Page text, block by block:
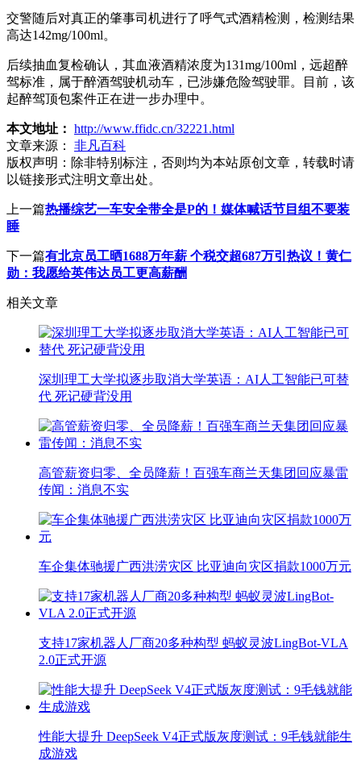
交警随后对真正的肇事司机进行了呼气式酒精检测，检测结果
高达142mg/100ml。
后续抽血复检确认，其血液酒精浓度为131mg/100ml，远超醉
驾标准，属于醉酒驾驶机动车，已涉嫌危险驾驶罪。目前，该
起醉驾顶包案件正在进一步办理中。
本文地址： http://www.ffidc.cn/32221.html
文章来源：
非凡百科
版权声明： 除非特别标注，否则均为本站原创文章，转载时请
以链接形式注明文章出处。
上一篇热播综艺一车安全带全是P的！媒体喊话节目组不要装
睡
下一篇有北京员工晒1688万年薪 个税交超687万引热议！黄仁
勋：我愿给英伟达员工更高薪酬
相关文章
深圳理工大学拟逐步取消大学英语：AI人工智能已可替
代 死记硬背没用
高管薪资归零、全员降薪！百强车商兰天集团回应暴雷
传闻：消息不实
车企集体驰援广西洪涝灾区 比亚迪向灾区捐款1000万元
支持17家机器人厂商20多种构型 蚂蚁灵波LingBot-VLA
2.0正式开源
性能大提升 DeepSeek V4正式版灰度测试：9毛钱就能生
成游戏